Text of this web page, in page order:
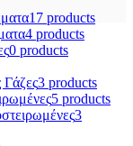
17 products
4 products
0 products
Γάζες3 products
5 products
3